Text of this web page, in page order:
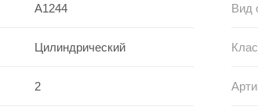
A1244 Вид
Цилиндрический
2